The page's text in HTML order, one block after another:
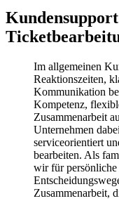
Kundensupport
Im allgemeinen
Reaktionszeiten,
Kommunikation
Kompetenz,
Zusammenarbeit
Unternehmen
serviceorientiert
bearbeiten. Als
wir für
Zusammenarbeit,